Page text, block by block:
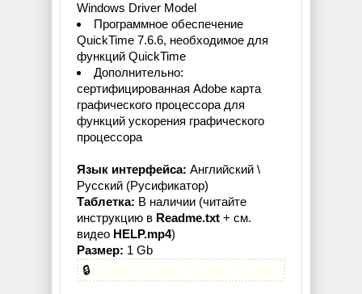
Windows Driver Model
Программное обеспечение
QuickTime 7.6.6, необходимое для
функций QuickTime
Дополнительно:
сертифицированная Adobe карта
графического процессора для
функций ускорения графического
процессора
Язык интерфейса: Английский \
Русский (Русификатор)
Таблетка: В наличии (читайте
инструкцию в Readme.txt + см.
видео HELP.mp4)
Размер: 1 Gb
🔒